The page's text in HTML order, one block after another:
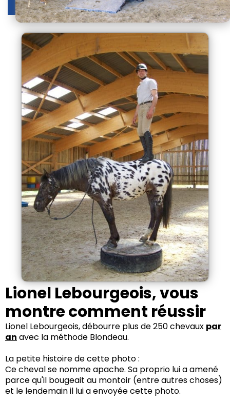
Lionel Lebourgeois, vous
montre comment réussir
Lionel Lebourgeois, débourre plus de 250 chevaux par
an avec la méthode Blondeau.
La petite histoire de cette photo :
Ce cheval se nomme apache. Sa proprio lui a amené
parce qu'il bougeait au montoir (entre autres choses)
et le lendemain il lui a envoyée cette photo.